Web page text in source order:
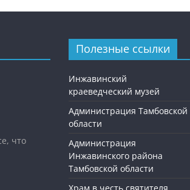
что
Полезные ссылки
Инжавинский
краеведческий музей
Администрация Тамбовской
области
Администрация
Инжавинского района
Тамбовской области
Храм в честь святителя